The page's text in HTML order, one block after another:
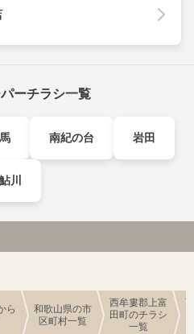
ーチラシ一覧
南紀の台 岩田
川
ら
和歌山県の市
区町村一覧
西牟婁郡上富
田町のチラシ
一覧